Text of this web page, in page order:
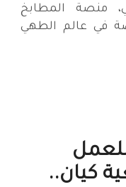
منصة المطابخ
في عالم الطهي
كيان..